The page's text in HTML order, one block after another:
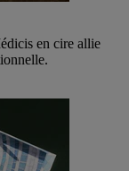
en cire allie